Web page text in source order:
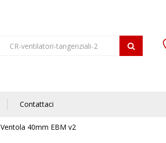
Contattaci
Ventola 40mm EBM v2